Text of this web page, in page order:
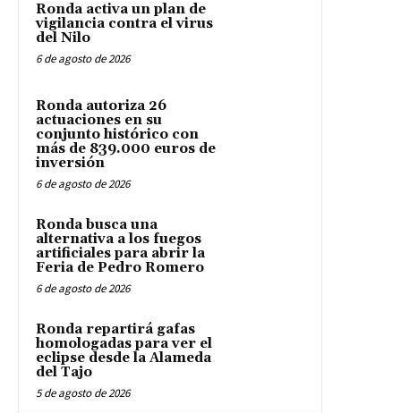
Ronda activa un plan de
vigilancia contra el virus
del Nilo
6 de agosto de 2026
Ronda autoriza 26
actuaciones en su
conjunto histórico con
más de 839.000 euros de
inversión
6 de agosto de 2026
Ronda busca una
alternativa a los fuegos
artificiales para abrir la
Feria de Pedro Romero
6 de agosto de 2026
Ronda repartirá gafas
homologadas para ver el
eclipse desde la Alameda
del Tajo
5 de agosto de 2026